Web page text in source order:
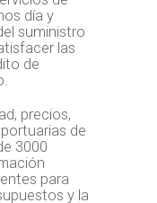
día y
suministro
las
de
precios,
de
3000
para
y la